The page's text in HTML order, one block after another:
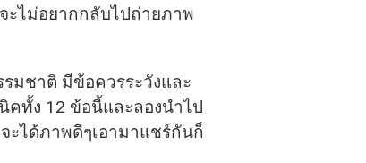
ะไม่อยากกลับไปถ่ายภาพ
มชาติ มีข้อควรระวังและ
คทั้ง 12 ข้อนี้และลองนำไป
ะได้ภาพดีๆเอามาแชร์กันก็